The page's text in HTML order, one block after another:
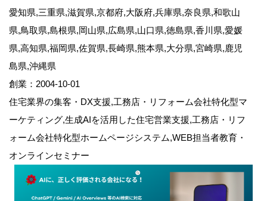
愛知県,三重県,滋賀県,京都府,大阪府,兵庫県,奈良県,和歌山
県,鳥取県,島根県,岡山県,広島県,山口県,徳島県,香川県,愛媛
県,高知県,福岡県,佐賀県,長崎県,熊本県,大分県,宮崎県,鹿児
島県,沖縄県
創業：2004-10-01
住宅業界の集客・DX支援,工務店・リフォーム会社特化型マ
ーケティング,生成AIを活用した住宅営業支援,工務店・リフ
ォーム会社特化型ホームページシステム,WEB担当者教育・
オンラインセミナー